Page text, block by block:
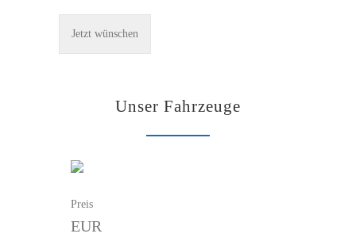
Unser Fahrzeuge
Preis
EUR